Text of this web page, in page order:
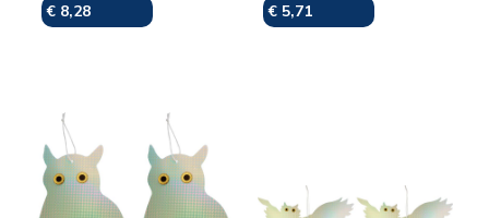
€ 8,28 € 5,71